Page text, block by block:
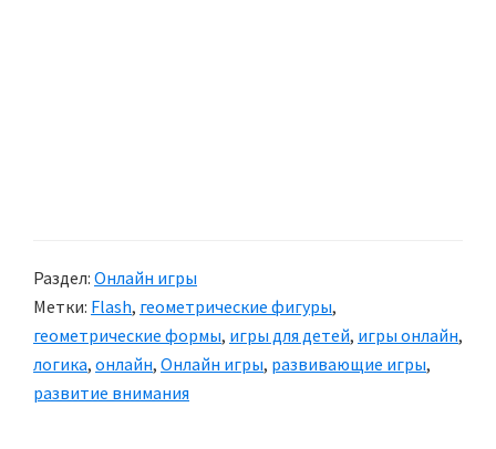
Раздел: Онлайн игры
Метки: Flash, геометрические фигуры,
геометрические формы, игры для детей, игры онлайн,
логика, онлайн, Онлайн игры, развивающие игры,
развитие внимания